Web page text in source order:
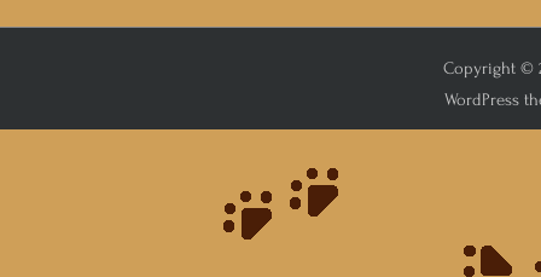
Copyright ©
WordPress